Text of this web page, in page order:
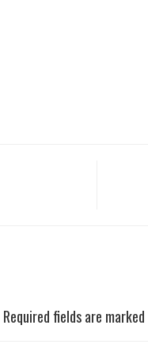
Required fields are marked